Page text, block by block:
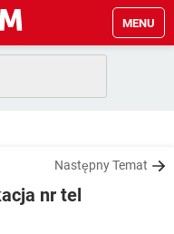
MENU
Następny Temat
nr tel